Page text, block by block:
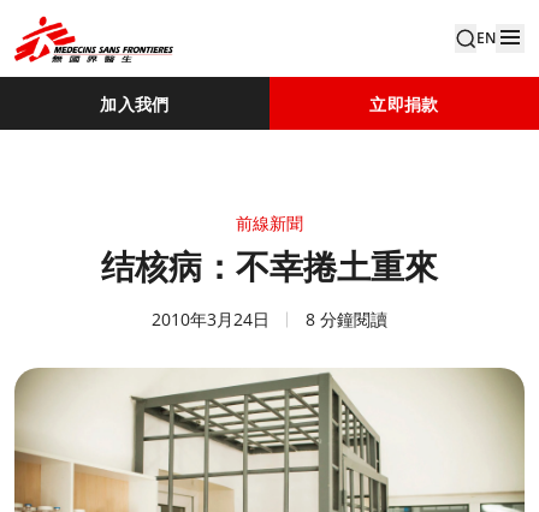
EN
加入我們 立即捐款
前線新聞
结核病：不幸捲土重來
2010年3月24日 8 分鐘閱讀